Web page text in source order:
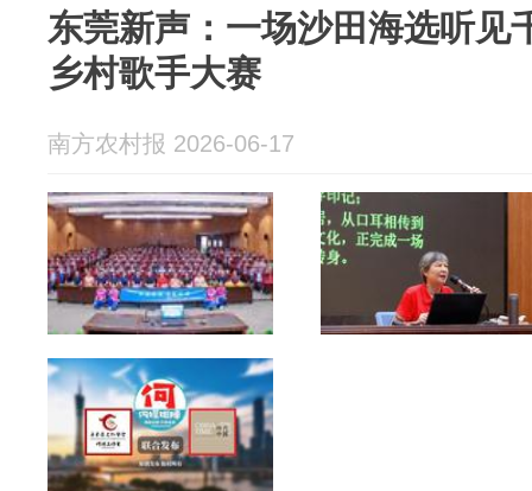
东莞新声：一场沙田海选听见
乡村歌手大赛
南方农村报 2026-06-17